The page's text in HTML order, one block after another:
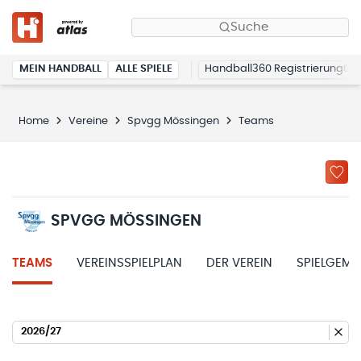
Suche
MEIN HANDBALL ALLE SPIELE Handball360 Registrierung
Home Vereine Spvgg Mössingen Teams
SPVGG MÖSSINGEN
TEAMS VEREINSSPIELPLAN DER VEREIN
2026/27